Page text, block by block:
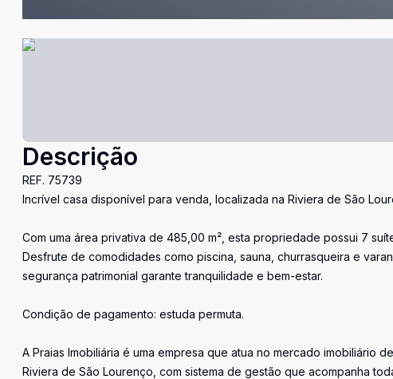
Descrição
REF. 75739
Incrível casa disponível para venda, localizada na Riviera de São
Com uma área privativa de 485,00 m², esta propriedade possui 7
Desfrute de comodidades como piscina, sauna, churrasqueira e
segurança patrimonial garante tranquilidade e bem-estar.
Condição de pagamento: estuda permuta.
A Praias Imobiliária é uma empresa que atua no mercado imobiliário
Riviera de São Lourenço, com sistema de gestão que acompanha